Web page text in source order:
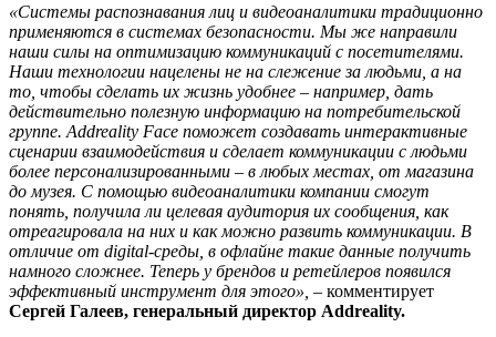
«Системы распознавания лиц и видеоаналитики традиционно
применяются в системах безопасности. Мы же направили
наши силы на оптимизацию коммуникаций с посетителями.
Наши технологии нацелены не на слежение за людьми, а на
то, чтобы сделать их жизнь удобнее – например, дать
действительно полезную информацию на потребительской
группе. Addreality Face поможет создавать интерактивные
сценарии взаимодействия и сделает коммуникации с людьми
более персонализированными – в любых местах, от магазина
до музея. С помощью видеоаналитики компании смогут
понять, получила ли целевая аудитория их сообщения, как
отреагировала на них и как можно развить коммуникации. В
отличие от digital-среды, в офлайне такие данные получить
намного сложнее. Теперь у брендов и ретейлеров появился
эффективный инструмент для этого», – комментирует
Сергей Галеев, генеральный директор Addreality.